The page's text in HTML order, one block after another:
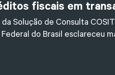
fiscais em
Solução de Consulta
do Brasil esclareceu